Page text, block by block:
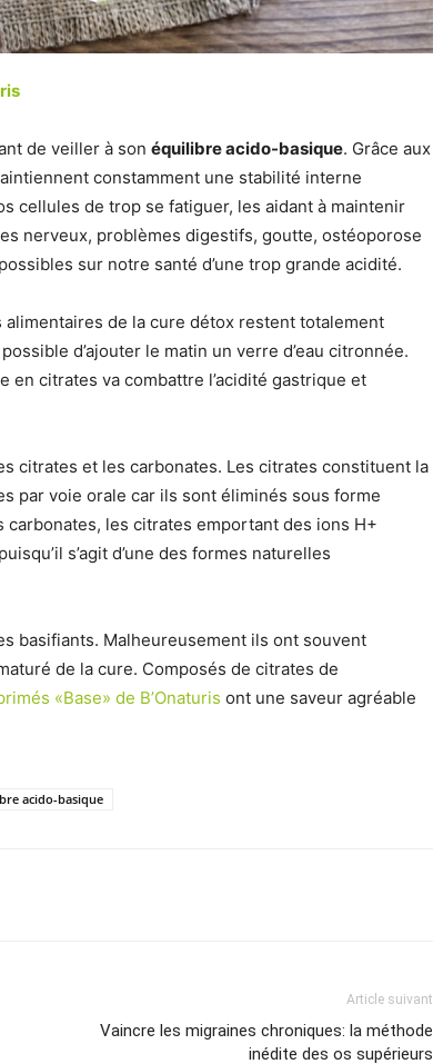
de veiller à son équilibre acido-basique. Grâce aux
constamment une stabilité interne
cellules de trop se fatiguer, les aidant à maintenir
nerveux, problèmes digestifs, goutte, ostéoporose
sur notre santé d’une trop grande acidité.
alimentaires de la cure détox restent totalement
d’ajouter le matin un verre d’eau citronnée.
citrates va combattre l’acidité gastrique et
citrates et les carbonates. Les citrates constituent la
par voie orale car ils sont éliminés sous forme
carbonates, les citrates emportant des ions H+
s’agit d’une des formes naturelles
basifiants. Malheureusement ils ont souvent
de la cure. Composés de citrates de
«Base» de B’Onaturis ont une saveur agréable
acido-basique
Article suivant
Vaincre les migraines chroniques: la méthode
inédite des os supérieurs